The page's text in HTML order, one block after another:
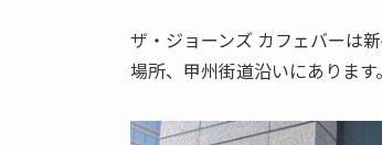
ザ・ジョーンズ カフェバーは
場所、甲州街道沿いにあります。